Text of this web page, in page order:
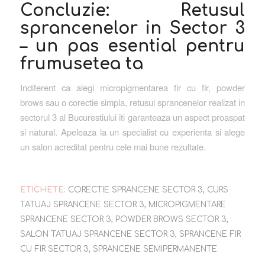
Concluzie: Retusul
sprancenelor in Sector 3
– un pas esential pentru
frumusetea ta
Indiferent ca alegi micropigmentarea fir cu fir, powder
brows sau o corectie simpla, retusul sprancenelor realizat in
sectorul 3 al Bucurestiului iti garanteaza un aspect proaspat
si natural. Apeleaza la un specialist cu experienta si alege
un salon acreditat pentru cele mai bune rezultate.
ETICHETE: CORECTIE SPRANCENE SECTOR 3, CURS
TATUAJ SPRANCENE SECTOR 3, MICROPIGMENTARE
SPRANCENE SECTOR 3, POWDER BROWS SECTOR 3,
SALON TATUAJ SPRANCENE SECTOR 3, SPRANCENE FIR
CU FIR SECTOR 3, SPRANCENE SEMIPERMANENTE